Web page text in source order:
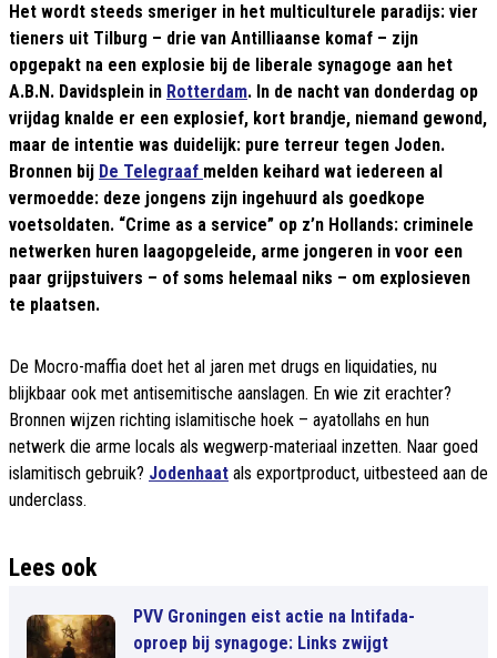
Het wordt steeds smeriger in het multiculturele paradijs: vier
tieners uit Tilburg – drie van Antilliaanse komaf – zijn
opgepakt na een explosie bij de liberale synagoge aan het
A.B.N. Davidsplein in Rotterdam. In de nacht van donderdag op
vrijdag knalde er een explosief, kort brandje, niemand gewond,
maar de intentie was duidelijk: pure terreur tegen Joden.
Bronnen bij De Telegraaf melden keihard wat iedereen al
vermoedde: deze jongens zijn ingehuurd als goedkope
voetsoldaten. “Crime as a service” op z’n Hollands: criminele
netwerken huren laagopgeleide, arme jongeren in voor een
paar grijpstuivers – of soms helemaal niks – om explosieven
te plaatsen.
De Mocro-maffia doet het al jaren met drugs en liquidaties, nu
blijkbaar ook met antisemitische aanslagen. En wie zit erachter?
Bronnen wijzen richting islamitische hoek – ayatollahs en hun
netwerk die arme locals als wegwerp-materiaal inzetten. Naar goed
islamitisch gebruik? Jodenhaat als exportproduct, uitbesteed aan de
underclass.
Lees ook
PVV Groningen eist actie na Intifada-
oproep bij synagoge: Links zwijgt